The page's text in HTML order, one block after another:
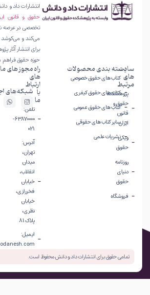
انتشارات داد و
حقوق و قانون
تخصصی در عرصه
می‌کند و می‌کوشد
برای انتشار آثار
حوزه حقوق فراهم
سایت
های
مرتبط
پژوهشکده
حقوق و
قانون
ایران
ویکی
حقوق
روزنامه
دنیای
حقوق
فروشگاه
دسته بندی محصولات
کتاب های حقوق خصوصی
کتاب های حقوق کیفری
کتاب های حقوق عمومی
سایر کتاب های حقوقی
نشریات علمی
راه
های
ارتباط
با
ما
تلفن:
63870000-
021
آدرس:
تهران،
میدان
انقلاب،
خیابان
فخررازی،
خیابان
نظری،
پلاک 81
ایمیل:
مجوز های ما
شبکه‌های
تمامی حقوق برای انتشارات داد و دانش محفوظ است.